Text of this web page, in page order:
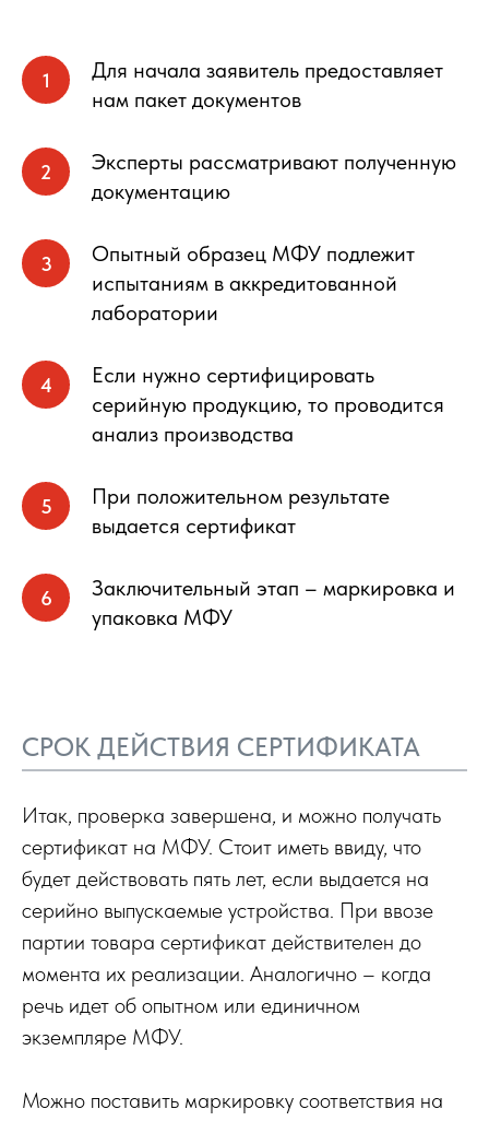
Для начала заявитель предоставляет
нам пакет документов
Эксперты рассматривают полученную
документацию
Опытный образец МФУ подлежит
испытаниям в аккредитованной
лаборатории
Если нужно сертифицировать
серийную продукцию, то проводится
анализ производства
При положительном результате
выдается сертификат
Заключительный этап – маркировка и
упаковка МФУ
СРОК ДЕЙСТВИЯ СЕРТИФИКАТА
Итак, проверка завершена, и можно получать
сертификат на МФУ. Стоит иметь ввиду, что
будет действовать пять лет, если выдается на
серийно выпускаемые устройства. При ввозе
партии товара сертификат действителен до
момента их реализации. Аналогично – когда
речь идет об опытном или единичном
экземпляре МФУ.
Можно поставить маркировку соответствия на